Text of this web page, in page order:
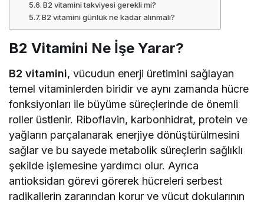
B2 vitamini takviyesi gerekli mi?
B2 vitamini günlük ne kadar alınmalı?
B2 Vitamini Ne İşe Yarar?
B2 vitamini, vücudun enerji üretimini sağlayan
temel vitaminlerden biridir ve aynı zamanda hücre
fonksiyonları ile büyüme süreçlerinde de önemli
roller üstlenir. Riboflavin, karbonhidrat, protein ve
yağların parçalanarak enerjiye dönüştürülmesini
sağlar ve bu sayede metabolik süreçlerin sağlıklı
şekilde işlemesine yardımcı olur. Ayrıca
antioksidan görevi görerek hücreleri serbest
radikallerin zararından korur ve vücut dokularının